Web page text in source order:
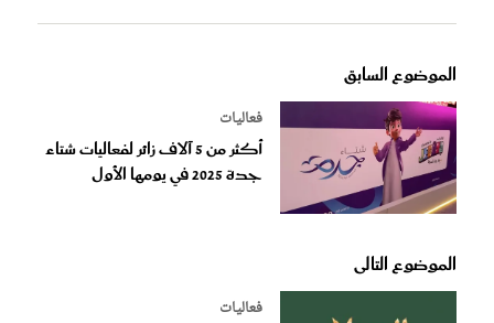
الموضوع السابق
فعاليات
أكثر من 5 آلاف زائر لفعاليات شتاء
جدة 2025 في يومها الأول
الموضوع التالى
فعاليات